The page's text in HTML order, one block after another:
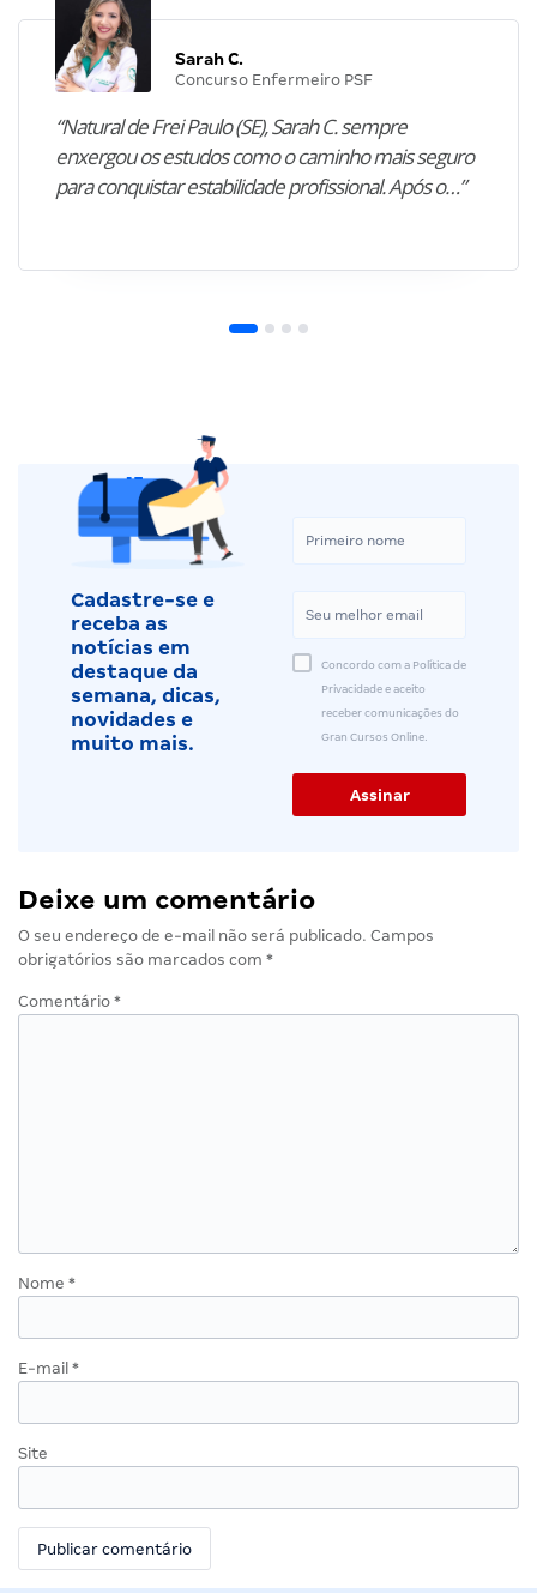
Sarah C.
Concurso Enfermeiro PSF
“Natural de Frei Paulo (SE), Sarah C. sempre
enxergou os estudos como o caminho mais seguro
para conquistar estabilidade profissional. Após o…”
Cadastre-se e
receba as
notícias em
destaque da
semana, dicas,
novidades e
muito mais.
Concordo com a Política de
Privacidade e aceito
receber comunicações do
Gran Cursos Online.
Deixe um comentário
O seu endereço de e-mail não será publicado. Campos
obrigatórios são marcados com *
Comentário *
Nome *
E-mail *
Site